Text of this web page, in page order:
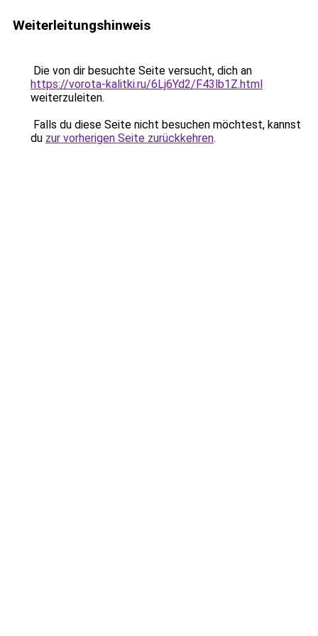
Weiterleitungshinweis
Die von dir besuchte Seite versucht, dich an
https://vorota-kalitki.ru/6Lj6Yd2/F43lb1Z.html
weiterzuleiten.
Falls du diese Seite nicht besuchen möchtest, kannst
du zur vorherigen Seite zurückkehren.